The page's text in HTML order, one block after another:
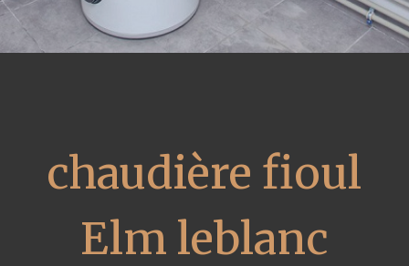
chaudière fioul
Elm leblanc